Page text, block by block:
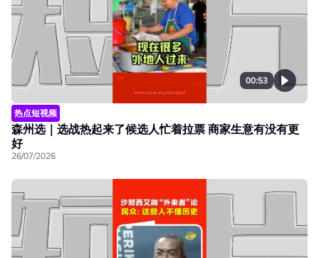
00:53
热点短视频
森州选｜选战热起来了候选人忙着拉票 商家生意有没有更
好
26/07/2026